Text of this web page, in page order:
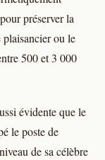
préserver la
ou le
500 et 3 000
évidente que le
le poste de
de sa célèbre